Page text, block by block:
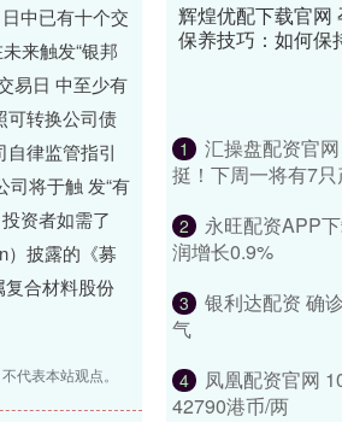
中已有十个交
来触发“银邦
易日 中至少有
可转换公司债
律监管指引
将于触 发“有
资者如需了
披露的《募
材料股份
代表本站观点。
辉煌优配下载官网
保养技巧：如何保
1
汇操盘配资官
挺！下周一将有7
2
永旺配资APP
润增长0.9%
3
银利达配资 确
气
4
凤凰配资官网
42790港币/两